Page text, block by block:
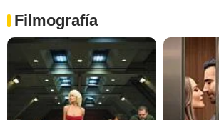
Filmografía